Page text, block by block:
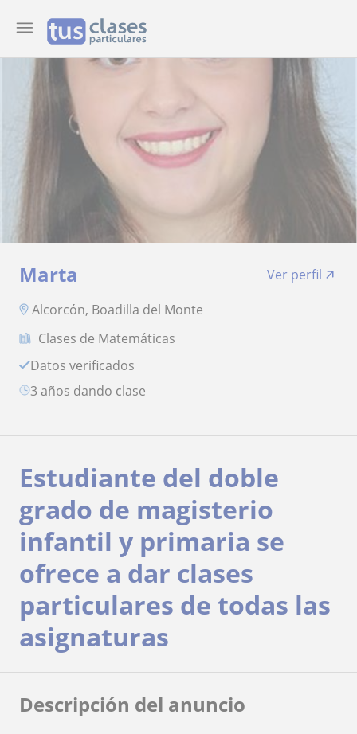
Marta
Ver perfil
Alcorcón, Boadilla del Monte
Clases de Matemáticas
Datos verificados
3 años dando clase
Estudiante del doble
grado de magisterio
infantil y primaria se
ofrece a dar clases
particulares de todas las
asignaturas
Descripción del anuncio